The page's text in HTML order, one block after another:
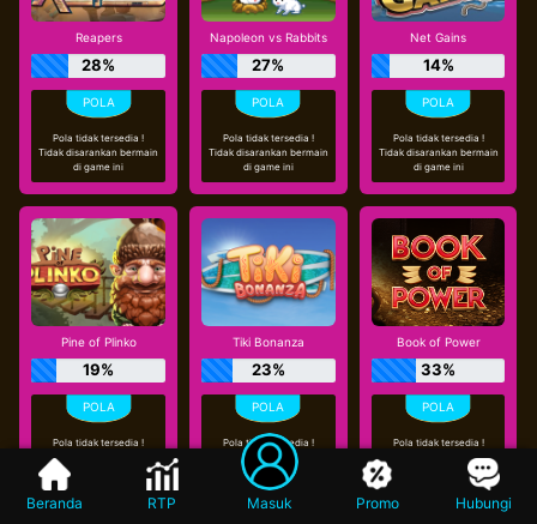
Reapers
28%
Pola tidak tersedia !
Tidak disarankan bermain
di game ini
Napoleon vs Rabbits
27%
Pola tidak tersedia !
Tidak disarankan bermain
di game ini
Net Gains
14%
Pola tidak tersedia !
Tidak disarankan bermain
di game ini
Pine of Plinko
19%
Pola tidak tersedia !
Tidak disarankan bermain
Tiki Bonanza
23%
Pola tidak tersedia !
Tidak disarankan bermain
di game ini
Book of Power
33%
Pola tidak tersedia !
Tidak disarankan bermain
Beranda RTP Masuk Promo Hubungi